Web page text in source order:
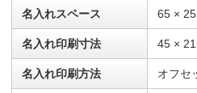
名入れスペース 65 ×
名入れ印刷寸法 45 ×
名入れ印刷方法 オフセ